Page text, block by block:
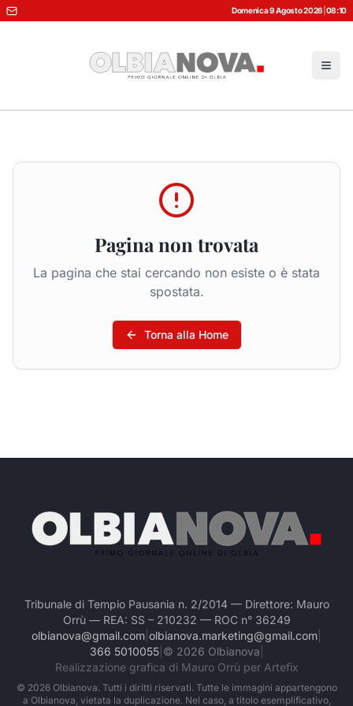
Domenica 9 Agosto 2026 08:10
Pagina non trovata
La pagina che stai cercando non esiste o è stata
spostata.
Torna alla Home
Tribunale di Tempio Pausania n. 2/2014 — Direttore: Mauro
Orrù — REA: SS – 210232 — ROC n° 36249
olbianova@gmail.com olbianova.marketing@gmail.com
366 5010055| © 2026 Olbianova
Realizzazione grafica di Mauro Orrù per Artefix
© 2026Olbianova. Tutti i diritti riservati. Tutte le immagini appartengono
a Olbianova, vietata la duplicazione. Nel caso, a titolo esemplificativo,